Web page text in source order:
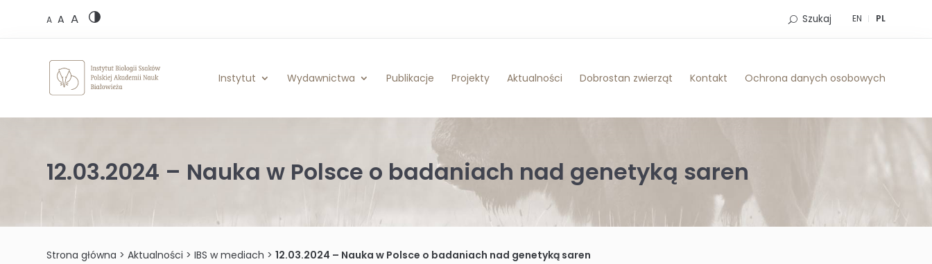
A A A EN PL
Szukaj
Instytut Wydawnictwa Publikacje Projekty Aktualności Dobrostan zwierząt Kontakt Ochrona danych osobowych
12.03.2024 – Nauka w Polsce o badaniach nad genetyką saren
Strona główna >Aktualności >IBS w mediach >12.03.2024 – Nauka w Polsce o badaniach nad genetyką saren